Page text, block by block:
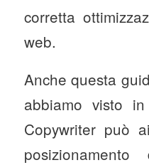
corretta
web.
Anche questa
abbiamo visto
Copywriter può